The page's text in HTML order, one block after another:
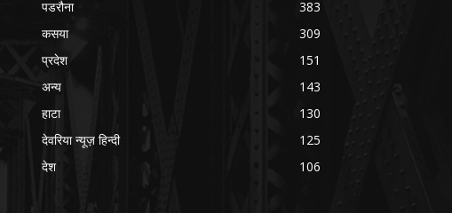
पडरौना
383
कसया
309
प्रदेश
151
अन्य
143
हाटा
130
देवरिया न्यूज़ हिन्दी
125
देश
106